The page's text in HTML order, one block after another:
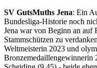
SV GutsMuths Jena: Ein
Bundesliga-Historie noch
Jena war von Beginn an auf
Stammschützen zu
Weltmeisterin 2023 und
Bronzemedaillengewinnerin